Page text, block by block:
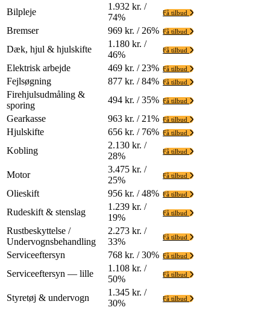
Bilpleje
1.932 kr. /
74%
Få tilbud
Bremser 969 kr. / 26% Få tilbud
Dæk, hjul & hjulskifte
1.180 kr. /
46%
Få tilbud
Elektrisk arbejde 469 kr. / 23% Få tilbud
Fejlsøgning 877 kr. / 84% Få tilbud
Firehjulsudmåling &
sporing
494 kr. / 35% Få tilbud
Gearkasse 963 kr. / 21% Få tilbud
Hjulskifte 656 kr. / 76% Få tilbud
Kobling
2.130 kr. /
28%
Få tilbud
Motor
3.475 kr. /
25%
Få tilbud
Olieskift 956 kr. / 48% Få tilbud
Rudeskift & stenslag
1.239 kr. /
19%
Få tilbud
Rustbeskyttelse /
Undervognsbehandling
2.273 kr. /
33%
Få tilbud
Serviceeftersyn 768 kr. / 30% Få tilbud
Serviceeftersyn — lille
1.108 kr. /
50%
Få tilbud
Styretøj & undervogn
1.345 kr. /
30%
Få tilbud